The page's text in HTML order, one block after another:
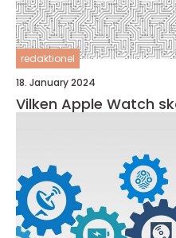
redaktionel
18. January 2024
Vilken Apple Watch